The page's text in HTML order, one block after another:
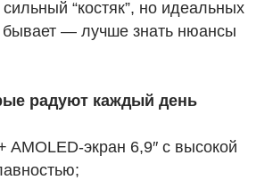
“костяк”, но идеальных
— лучше знать нюансы
радуют каждый день
AMOLED-экран 6,9″ с высокой